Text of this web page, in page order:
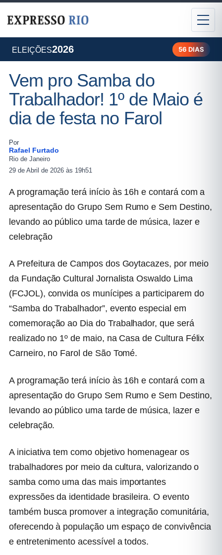
ELEIÇÕES2026 56 DIAS
Vem pro Samba do
Trabalhador! 1º de Maio é
dia de festa no Farol
Por
Rafael Furtado
Rio de Janeiro
29 de Abril de 2026 às 19h51
A programação terá início às 16h e contará com a
apresentação do Grupo Sem Rumo e Sem Destino,
levando ao público uma tarde de música, lazer e
celebração
A Prefeitura de Campos dos Goytacazes, por meio
da Fundação Cultural Jornalista Oswaldo Lima
(FCJOL), convida os munícipes a participarem do
“Samba do Trabalhador”, evento especial em
comemoração ao Dia do Trabalhador, que será
realizado no 1º de maio, na Casa de Cultura Félix
Carneiro, no Farol de São Tomé.
A programação terá início às 16h e contará com a
apresentação do Grupo Sem Rumo e Sem Destino,
levando ao público uma tarde de música, lazer e
celebração.
A iniciativa tem como objetivo homenagear os
trabalhadores por meio da cultura, valorizando o
samba como uma das mais importantes
expressões da identidade brasileira. O evento
também busca promover a integração comunitária,
oferecendo à população um espaço de convivência
e entretenimento acessível a todos.